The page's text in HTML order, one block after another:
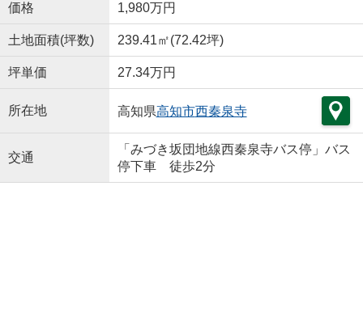
価格 1,980万円
土地面積(坪数) 239.41㎡(72.42坪)
坪単価 27.34万円
所在地 高知県高知市西秦泉寺
交通
「みづき坂団地線西秦泉寺バス停」バス
停下車 徒歩2分